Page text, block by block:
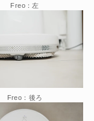
Freo：左
Freo：後ろ